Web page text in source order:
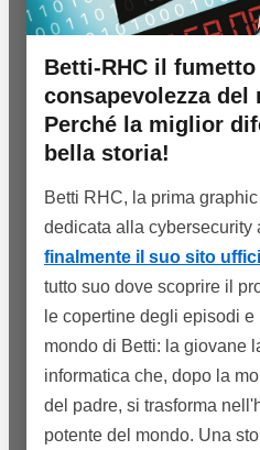
Betti-RHC il
consapevolezza del
Perché la miglior
bella storia!
Betti RHC, la prima
dedicata alla cybersecurity
finalmente il suo sito
tutto suo dove scoprire il
le copertine degli episodi e
mondo di Betti: la giovane
informatica che, dopo la
del padre, si trasforma
potente del mondo. Una